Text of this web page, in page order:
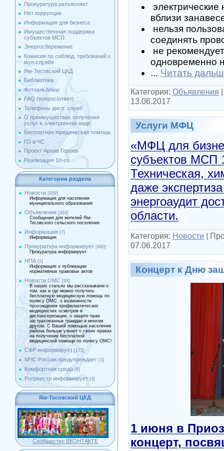
Прокуратура разъясняет
Нет коррупции
Информация для бизнеса
Имущественная поддержка
cубъектов МСП
Энергосбережение
Комисия по соблюд. требований к
мун.службе
Ям-Тесовский ЦКД
Библиотека
Фотоальбомы
FAQ (вопрос/ответ)
Телефоны дисп. служб
О преимуществах получения
услуг в электронном виде
Бесплатная юридическая помощь
ГО и ЧС
Проект Архив Героев
Реализация 10-оз
Категории раздела
Новости [959]
Информация для населения
муниципального образования
Объявления [464]
Сообщения для жителей Ям-
Тесовского сельского поселения
Информация [7]
Информация
Прокуратура информирует [480]
Прокуратура информирует
НПА [1]
Информация о публикации
нормативных правовых актов
Новости ОМС [93]
В наших статьях мы рассказываем о
том, как и где можно получить
бесплатную медицинскую помощь по
полису ОМС, о возможности
прохождения профилактических
медицинских осмотров и
диспансеризации, о защите прав
застрахованных граждан и многом
другом. С Вашей помощью население
района больше узнает о своих правах
на получение бесплатной
медицинской помощи по полису ОМС!
СФР информирует [172]
МЧС России предупреждает [3]
Комфортная среда [8]
Росреестр информирует [4]
Ям-Тесовский ЦКД
Сообщество ВКОНТАКТЕ
вблизи
нельзя
соединять
не
одновременно
... Читать
Категория: Объявления
13.06.2017
Услуги МФЦ
«МФЦ для
субъектов МСП
Техническая,
даже
энергоаудит
области.
Категория: Новости |
07.06.2017
Концерт к Дню
1 июня в
концерт,